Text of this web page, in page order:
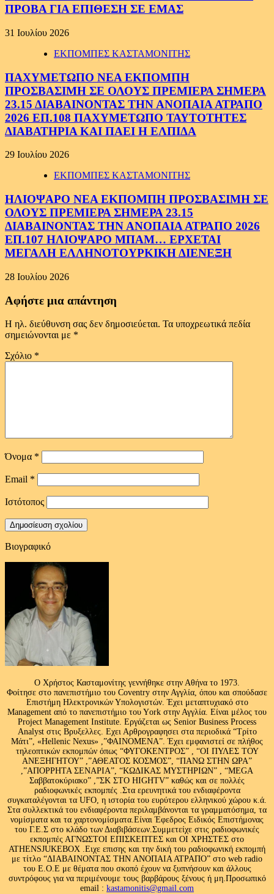
ΠΡΟΒΑ ΓΙΑ ΕΠΙΘΕΣΗ ΣΕ ΕΜΑΣ
31 Ιουλίου 2026
ΕΚΠΟΜΠΕΣ ΚΑΣΤΑΜΟΝΙΤΗΣ
ΠΑΧΥΜΕΤΩΠΟ ΝΕΑ ΕΚΠΟΜΠΗ
ΠΡΟΣΒΑΣΙΜΗ ΣΕ ΟΛΟΥΣ ΠΡΕΜΙΕΡΑ ΣΗΜΕΡΑ
23.15 ΔΙΑΒΑΙΝΟΝΤΑΣ ΤΗΝ ΑΝΟΠΑΙΑ ΑΤΡΑΠΟ
2026 ΕΠ.108 ΠΑΧΥΜΕΤΩΠΟ ΤΑΥΤΟΤΗΤΕΣ
ΔΙΑΒΑΤΗΡΙΑ ΚΑΙ ΠΑΕΙ Η ΕΛΠΙΔΑ
29 Ιουλίου 2026
ΕΚΠΟΜΠΕΣ ΚΑΣΤΑΜΟΝΙΤΗΣ
ΗΛΙΟΨΑΡΟ ΝΕΑ ΕΚΠΟΜΠΗ ΠΡΟΣΒΑΣΙΜΗ ΣΕ
ΟΛΟΥΣ ΠΡΕΜΙΕΡΑ ΣΗΜΕΡΑ 23.15
ΔΙΑΒΑΙΝΟΝΤΑΣ ΤΗΝ ΑΝΟΠΑΙΑ ΑΤΡΑΠΟ 2026
ΕΠ.107 ΗΛΙΟΨΑΡΟ ΜΠΑΜ… ΕΡΧΕΤΑΙ
ΜΕΓΑΛΗ ΕΛΛΗΝΟΤΟΥΡΚΙΚΗ ΔΙΕΝΕΞΗ
28 Ιουλίου 2026
Αφήστε μια απάντηση
Η ηλ. διεύθυνση σας δεν δημοσιεύεται. Τα υποχρεωτικά πεδία
σημειώνονται με *
Σχόλιο *
Όνομα *
Email *
Ιστότοπος
Βιογραφικό
Ο Χρήστος Κασταμονίτης γεννήθηκε στην Αθήνα το 1973.
Φοίτησε στο πανεπιστήμιο του Coventry στην Αγγλία, όπου και σπούδασε
Επιστήμη Ηλεκτρονικών Υπολογιστών. Έχει μεταπτυχιακό στο
Management από το πανεπιστήμιο του Υork στην Αγγλία. Είναι μέλος του
Project Management Institute. Εργάζεται ως Senior Business Process
Analyst στις Βρυξελλες. Εχει Αρθρογραφησει στα περιοδικά “Τρίτο
Μάτι”, «Hellenic Nexus» ,”ΦΑΙΝΟΜΕΝΑ”. Έχει εμφανιστεί σε πλήθος
τηλεοπτικών εκπομπών όπως “ΦΥΓΟΚΕΝΤΡΟΣ” , “ΟΙ ΠΥΛΕΣ ΤΟΥ
ΑΝΕΞΗΓΗΤΟΥ” ,”ΑΘΕΑΤΟΣ ΚΟΣΜΟΣ”, “ΠΑΝΩ ΣΤΗΝ ΩΡΑ”
,”ΑΠΟΡΡΗΤΑ ΣΕΝΑΡΙΑ”, “ΚΩΔΙΚΑΣ ΜΥΣΤΗΡΙΩΝ” , “MEGA
Σαββατοκύριακο” ,”ΣΚ ΣΤΟ HIGHTV” καθώς και σε πολλές
ραδιοφωνικές εκπομπές .Στα ερευνητικά του ενδιαφέροντα
συγκαταλέγονται τα UFO, η ιστορία του ευρύτερου ελληνικού χώρου κ.ά.
Στα συλλεκτικά του ενδιαφέροντα περιλαμβάνονται τα γραμματόσημα, τα
νομίσματα και τα χαρτονομίσματα.Είναι Έφεδρος Ειδικός Επιστήμονας
του Γ.Ε.Σ στο κλάδο των Διαβιβάσεων.Συμμετείχε στις ραδιοφωνικές
εκπομπές ΑΓΝΩΣΤΟΙ ΕΠΙΣΚΕΠΤΕΣ και ΟΙ ΧΡΗΣΤΕΣ στο
ATHENSJUKEBOX .Ειχε επισης και την δική του ραδιοφωνική εκπομπή
με τίτλο “ΔΙΑΒΑΙΝΟΝΤΑΣ ΤΗΝ ΑΝΟΠΑΙΑ ΑΤΡΑΠΟ” στο web radio
του Ε.Ο.Ε με θέματα που σκοπό έχουν να ξυπνήσουν και άλλους
συντρόφους για να περιμένουμε τους βαρβάρους ξένους ή μη.Προσωπικό
email : kastamonitis@gmail.com